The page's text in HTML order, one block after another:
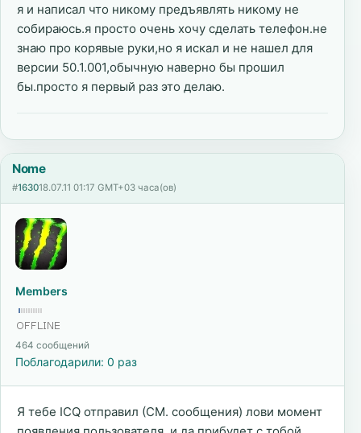
я и написал что никому предъявлять никому не
собираюсь.я просто очень хочу сделать телефон.не
знаю про корявые руки,но я искал и не нашел для
версии 50.1.001,обычную наверно бы прошил
бы.просто я первый раз это делаю.
Nome
#163018.07.11 01:17 GMT+03 часа(ов)
Members
464 сообщений
Поблагодарили: 0 раз
Я тебе ICQ отправил (СМ. сообщения) лови момент